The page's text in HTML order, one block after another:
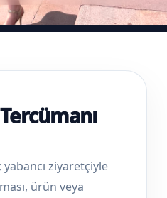
ziyaretçiyle
ürün veya